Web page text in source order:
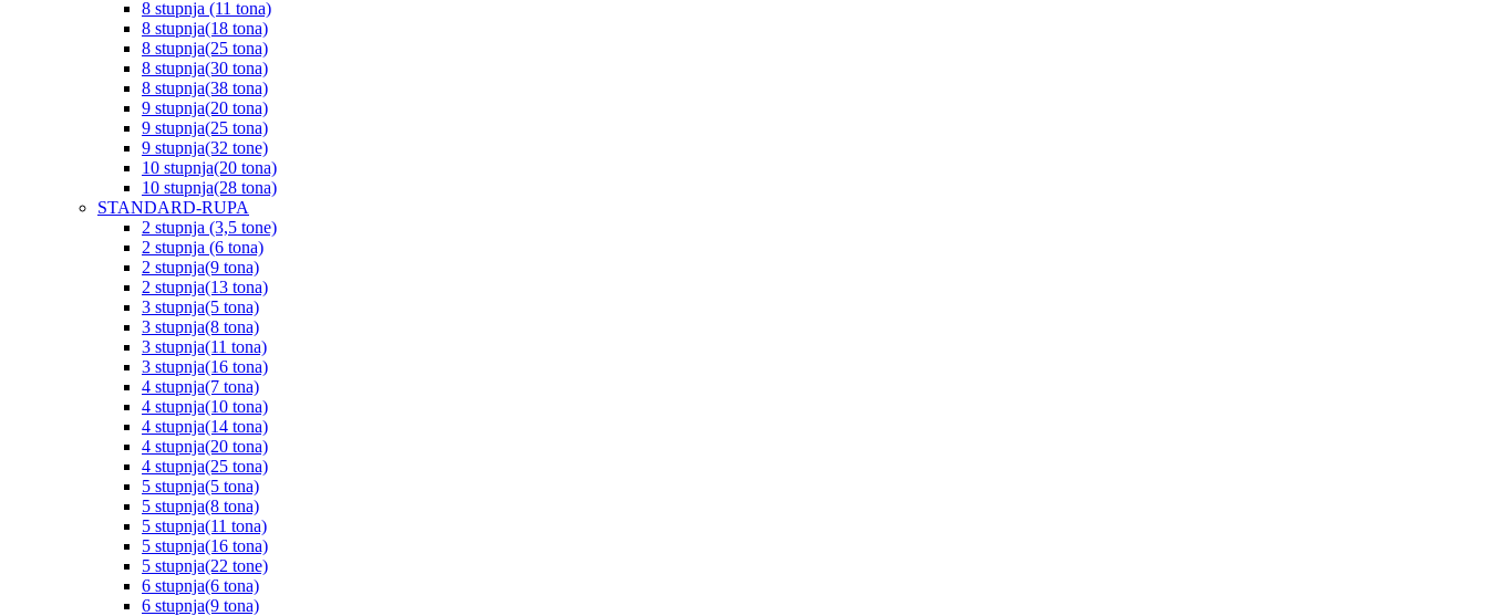
8 stupnja (11 tona)
8 stupnja(18 tona)
8 stupnja(25 tona)
8 stupnja(30 tona)
8 stupnja(38 tona)
9 stupnja(20 tona)
9 stupnja(25 tona)
9 stupnja(32 tone)
10 stupnja(20 tona)
10 stupnja(28 tona)
STANDARD-RUPA
2 stupnja (3,5 tone)
2 stupnja (6 tona)
2 stupnja(9 tona)
2 stupnja(13 tona)
3 stupnja(5 tona)
3 stupnja(8 tona)
3 stupnja(11 tona)
3 stupnja(16 tona)
4 stupnja(7 tona)
4 stupnja(10 tona)
4 stupnja(14 tona)
4 stupnja(20 tona)
4 stupnja(25 tona)
5 stupnja(5 tona)
5 stupnja(8 tona)
5 stupnja(11 tona)
5 stupnja(16 tona)
5 stupnja(22 tone)
6 stupnja(6 tona)
6 stupnja(9 tona)